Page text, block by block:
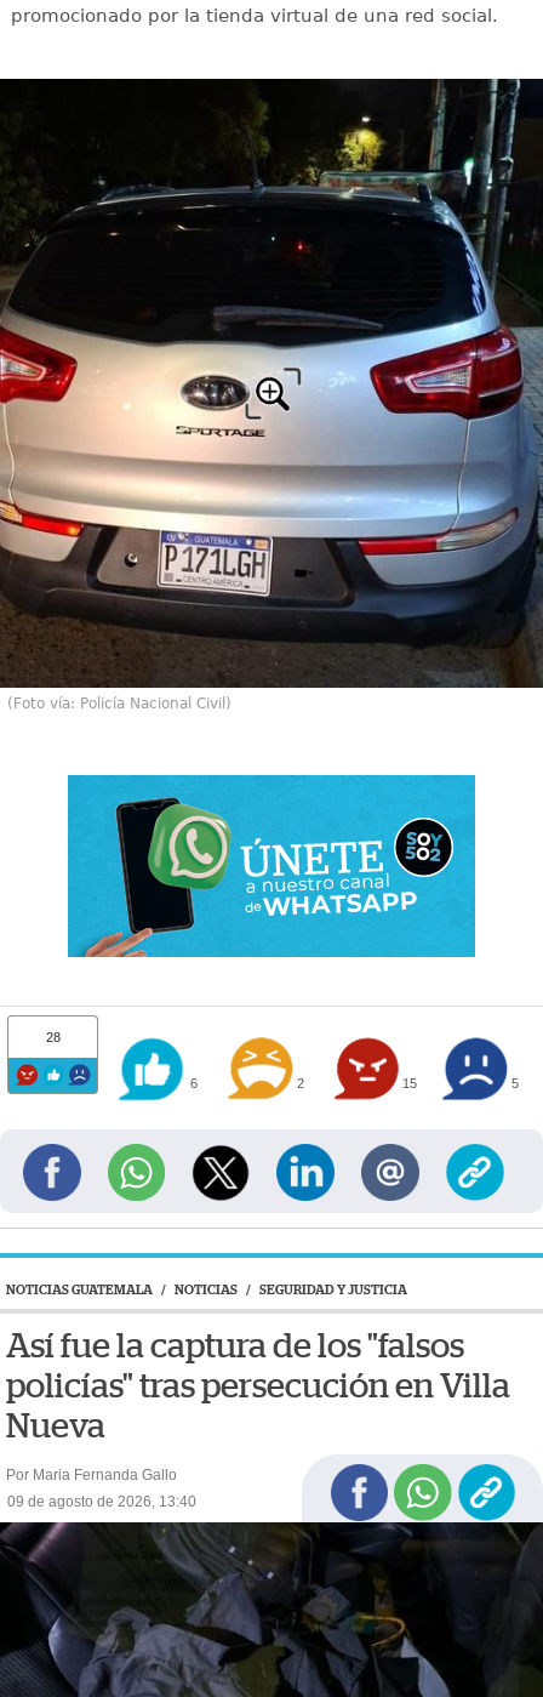
promocionado por la tienda virtual de una red social.
(Foto vía: Policía Nacional Civil)
28
6 2 15 5
NOTICIAS GUATEMALA / NOTICIAS / SEGURIDAD Y JUSTICIA
Así fue la captura de los "falsos
policías" tras persecución en Villa
Nueva
Por Maria Fernanda Gallo
09 de agosto de 2026, 13:40